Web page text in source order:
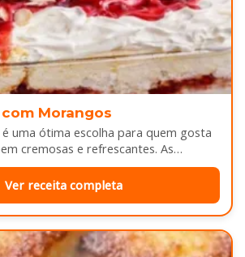
Morangos
uma ótima escolha para quem gosta
cremosas e refrescantes. As
Ver receita completa